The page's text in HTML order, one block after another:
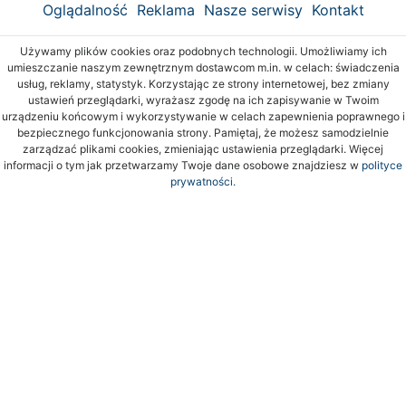
Oglądalność Reklama Nasze serwisy Kontakt
Używamy plików cookies oraz podobnych technologii. Umożliwiamy ich
umieszczanie naszym zewnętrznym dostawcom m.in. w celach: świadczenia
usług, reklamy, statystyk. Korzystając ze strony internetowej, bez zmiany
ustawień przeglądarki, wyrażasz zgodę na ich zapisywanie w Twoim
urządzeniu końcowym i wykorzystywanie w celach zapewnienia poprawnego i
bezpiecznego funkcjonowania strony. Pamiętaj, że możesz samodzielnie
zarządzać plikami cookies, zmieniając ustawienia przeglądarki. Więcej
informacji o tym jak przetwarzamy Twoje dane osobowe znajdziesz w polityce
prywatności.